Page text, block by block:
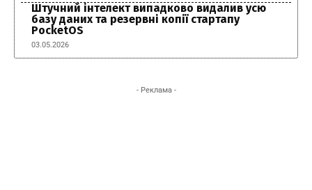
Штучний інтелект випадково видалив усю
базу даних та резервні копії стартапу
PocketOS
03.05.2026
- Реклама -